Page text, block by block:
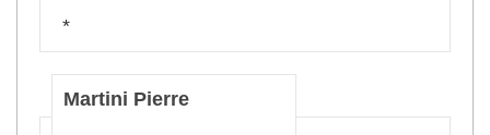
*
Martini Pierre